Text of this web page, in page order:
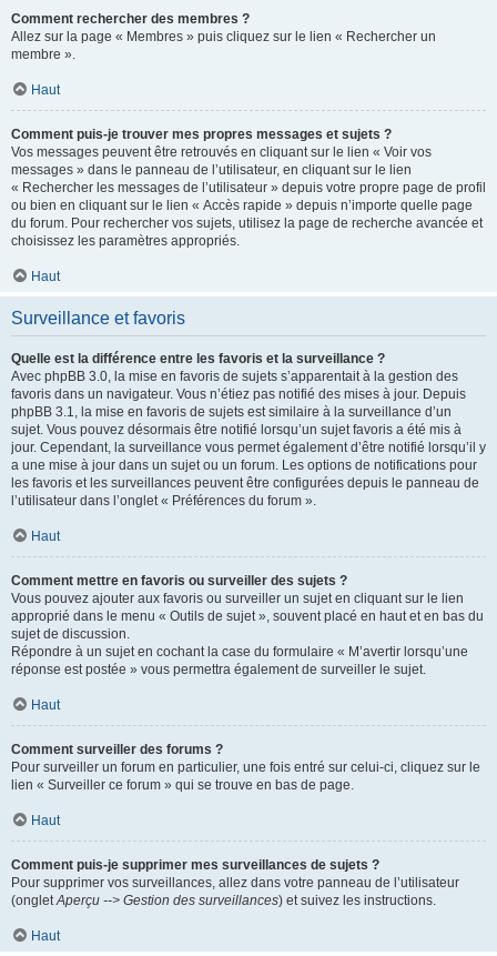
Comment rechercher des membres ?
Allez sur la page « Membres » puis cliquez sur le lien « Rechercher un
membre ».
Haut
Comment puis-je trouver mes propres messages et sujets ?
Vos messages peuvent être retrouvés en cliquant sur le lien « Voir vos
messages » dans le panneau de l’utilisateur, en cliquant sur le lien
« Rechercher les messages de l’utilisateur » depuis votre propre page de profil
ou bien en cliquant sur le lien « Accès rapide » depuis n’importe quelle page
du forum. Pour rechercher vos sujets, utilisez la page de recherche avancée et
choisissez les paramètres appropriés.
Haut
Surveillance et favoris
Quelle est la différence entre les favoris et la surveillance ?
Avec phpBB 3.0, la mise en favoris de sujets s’apparentait à la gestion des
favoris dans un navigateur. Vous n’étiez pas notifié des mises à jour. Depuis
phpBB 3.1, la mise en favoris de sujets est similaire à la surveillance d’un
sujet. Vous pouvez désormais être notifié lorsqu’un sujet favoris a été mis à
jour. Cependant, la surveillance vous permet également d’être notifié lorsqu’il y
a une mise à jour dans un sujet ou un forum. Les options de notifications pour
les favoris et les surveillances peuvent être configurées depuis le panneau de
l’utilisateur dans l’onglet « Préférences du forum ».
Haut
Comment mettre en favoris ou surveiller des sujets ?
Vous pouvez ajouter aux favoris ou surveiller un sujet en cliquant sur le lien
approprié dans le menu « Outils de sujet », souvent placé en haut et en bas du
sujet de discussion.
Répondre à un sujet en cochant la case du formulaire « M’avertir lorsqu’une
réponse est postée » vous permettra également de surveiller le sujet.
Haut
Comment surveiller des forums ?
Pour surveiller un forum en particulier, une fois entré sur celui-ci, cliquez sur le
lien « Surveiller ce forum » qui se trouve en bas de page.
Haut
Comment puis-je supprimer mes surveillances de sujets ?
Pour supprimer vos surveillances, allez dans votre panneau de l’utilisateur
(ongletAperçu --> Gestion des surveillances) et suivez les instructions.
Haut